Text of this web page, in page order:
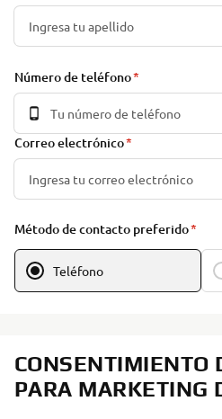
Número de teléfono
Correo electrónico
Método de contacto preferido
Teléfono
CONSENTIMIENTO
PARA MARKETING